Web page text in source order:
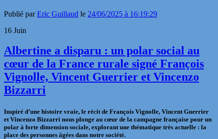
Publié parEric Guillaud le 24/06/2025 à 16:19:29
16 Juin
Albertine a disparu : un polar social au
cœur de la France rurale signé François
Vignolle, Vincent Guerrier et Vincenzo
Bizzarri
Inspiré d’une histoire vraie, le récit de François Vignolle, Vincent Guerrier
et Vincenzo Bizzarri nous plonge au cœur de la campagne française pour un
polar à forte dimension sociale, explorant une thématique très actuelle : la
place des personnes âgées dans notre société.